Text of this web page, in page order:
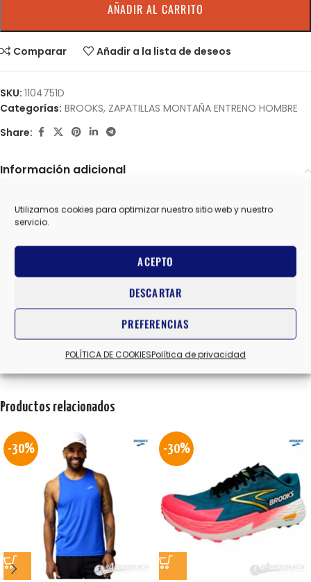
Utilizamos cookies para optimizar nuestro sitio web y nuestro
servicio.
ACEPTO
DESCARTAR
PREFERENCIAS
POLÍTICA DE COOKIESPolítica de privacidad
AÑADIR AL CARRITO
Comparar Añadir a la lista de deseos
SKU: 1104751D
Categorías: BROOKS, ZAPATILLAS MONTAÑA ENTRENO HOMBRE
Share:
Información adicional
11 USA,8 USA
COLOR CREMA/AMARILLO/AZUL
Valoraciones (0)
Productos relacionados
-30% -30%